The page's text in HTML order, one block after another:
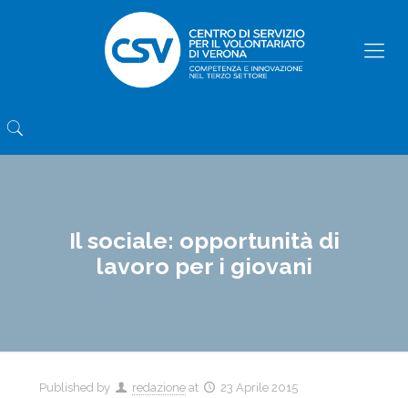
Il sociale: opportunità di
lavoro per i giovani
Published by redazione at 23 Aprile 2015